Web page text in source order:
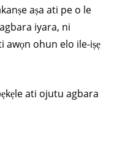
aṣa ati pe o le
iyara, ni
awọn ohun elo ile-iṣẹ
ati ojutu agbara